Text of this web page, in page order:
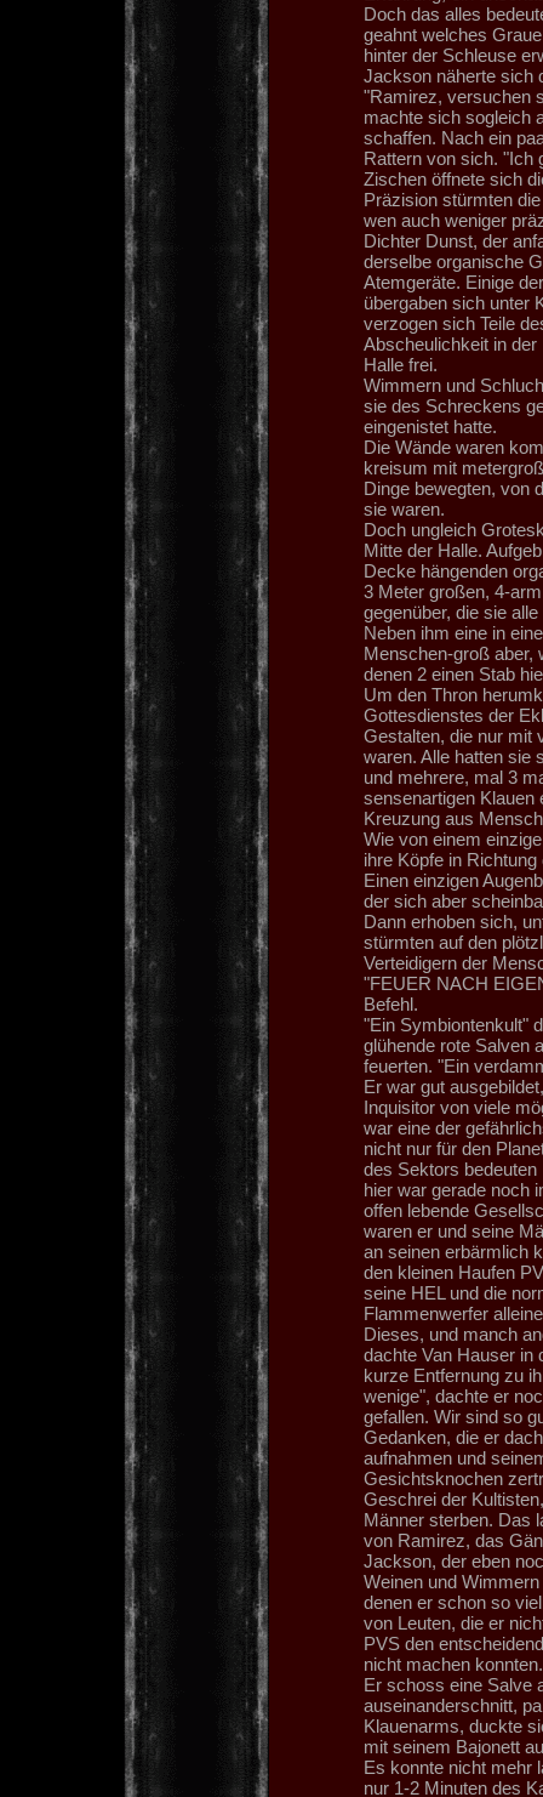
Doch das alles
geahnt welches
hinter der Schleuse
Jackson näherte sich
"Ramirez, versuchen
machte sich sogleich
schaffen. Nach ein
Rattern von sich. "Ich
Zischen öffnete sich
Präzision stürmten
wen auch weniger
Dichter Dunst, der
derselbe organische
Atemgeräte. Einige
übergaben sich unter
verzogen sich Teile
Abscheulichkeit in der
Halle frei.
Wimmern und
sie des Schreckens
eingenistet hatte.
Die Wände waren
kreisum mit
Dinge bewegten, von
sie waren.
Doch ungleich
Mitte der Halle.
Decke hängenden
3 Meter großen, 4-
gegenüber, die sie
Neben ihm eine in
Menschen-groß aber,
denen 2 einen Stab
Um den Thron
Gottesdienstes der
Gestalten, die nur mit
waren. Alle hatten sie
und mehrere, mal 3
sensenartigen Klauen
Kreuzung aus
Wie von einem
ihre Köpfe in Richtung
Einen einzigen
der sich aber
Dann erhoben sich,
stürmten auf den
Verteidigern der
"FEUER NACH
Befehl.
"Ein Symbiontenkult"
glühende rote Salven
feuerten. "Ein
Er war gut
Inquisitor von viele
war eine der
nicht nur für den
des Sektors bedeuten
hier war gerade noch
offen lebende
waren er und seine
an seinen erbärmlich
den kleinen Haufen
seine HEL und die
Flammenwerfer
Dieses, und manch
dachte Van Hauser in
kurze Entfernung zu
wenige", dachte er
gefallen. Wir sind so
Gedanken, die er
aufnahmen und
Gesichtsknochen
Geschrei der
Männer sterben. Das
von Ramirez, das
Jackson, der eben
Weinen und
denen er schon so
von Leuten, die er
PVS den
nicht machen konnten.
Er schoss eine Salve
auseinanderschnitt,
Klauenarms, duckte
mit seinem Bajonett
Es konnte nicht mehr
nur 1-2 Minuten des